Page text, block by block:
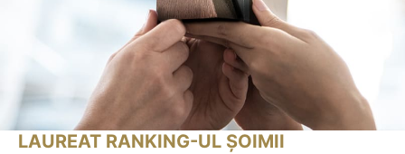
LAUREAT RANKING-UL ȘOIMII